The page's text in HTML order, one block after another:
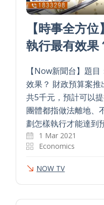
【時事全方
執行最有效果
【Now新聞台】題
效果？ 財政預算案
共5千元，預計可以
團體都指做法離地、
劃怎樣執行才能達到
1 Mar 2021
Economics
NOW TV